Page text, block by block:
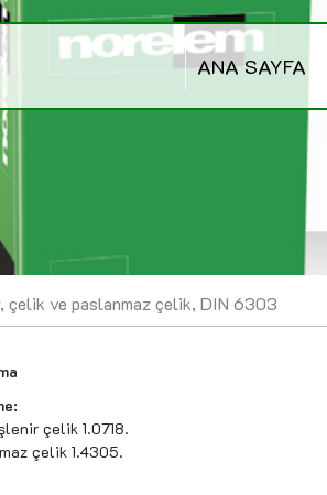
ANA SAYFA
çelik ve paslanmaz çelik, DIN 6303
çelik 1.0718.
çelik 1.4305.